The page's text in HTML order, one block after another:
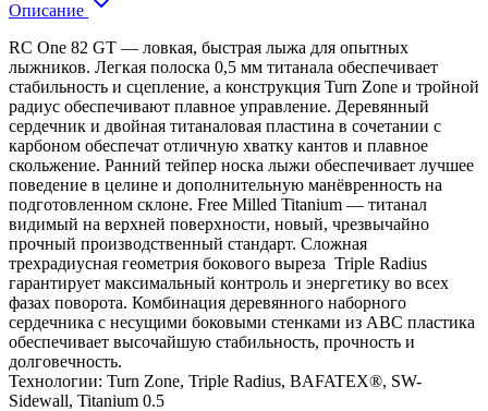
Описание
RC One 82 GT — ловкая, быстрая лыжа для опытных
лыжников. Легкая полоска 0,5 мм титанала обеспечивает
стабильность и сцепление, а конструкция Turn Zone и тройной
радиус обеспечивают плавное управление. Деревянный
сердечник и двойная титаналовая пластина в сочетании с
карбоном обеспечат отличную хватку кантов и плавное
скольжение. Ранний тейпер носка лыжи обеспечивает лучшее
поведение в целине и дополнительную манёвренность на
подготовленном склоне. Free Milled Titanium — титанал
видимый на верхней поверхности, новый, чрезвычайно
прочный производственный стандарт. Сложная
трехрадиусная геометрия бокового выреза Triple Radius
гарантирует максимальный контроль и энергетику во всех
фазах поворота. Комбинация деревянного наборного
сердечника с несущими боковыми стенками из ABC пластика
обеспечивает высочайшую стабильность, прочность и
долговечность.
Технологии: Turn Zone, Triple Radius, BAFATEX®, SW-
Sidewall, Titanium 0.5